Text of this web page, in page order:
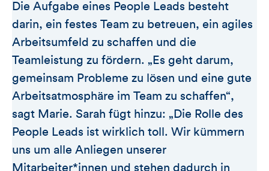
Die Aufgabe eines People Leads besteht
darin, ein festes Team zu betreuen, ein agiles
Arbeitsumfeld zu schaffen und die
Teamleistung zu fördern. „Es geht darum,
gemeinsam Probleme zu lösen und eine gute
Arbeitsatmosphäre im Team zu schaffen“,
sagt Marie. Sarah fügt hinzu: „Die Rolle des
People Leads ist wirklich toll. Wir kümmern
uns um alle Anliegen unserer
Mitarbeiter*innen und stehen dadurch in